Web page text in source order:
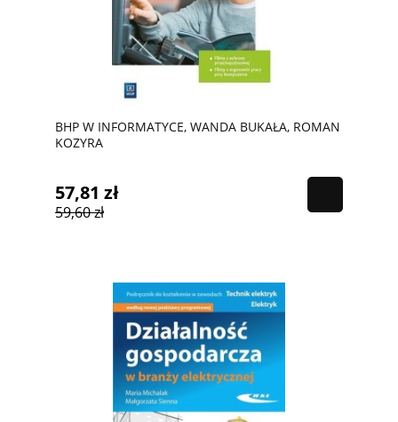
BHP W INFORMATYCE, WANDA BUKAŁA, ROMAN
KOZYRA
57,81 zł
59,60 zł